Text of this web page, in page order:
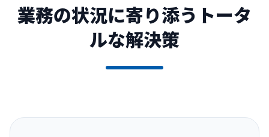
業務の状況に寄り添うトータ
ルな解決策